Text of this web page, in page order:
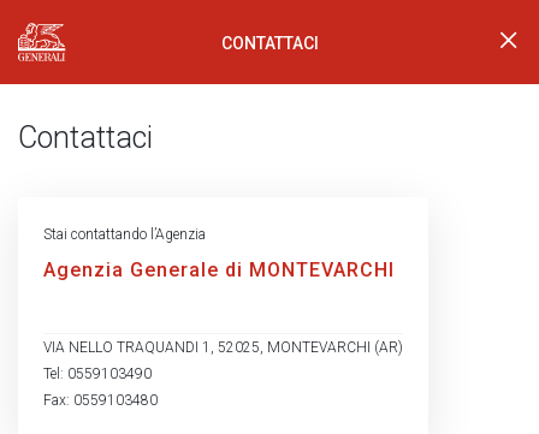
Generali Logo CONTATTACI
Contattaci
Stai contattando l’Agenzia
Agenzia Generale di MONTEVARCHI
VIA NELLO TRAQUANDI 1, 52025, MONTEVARCHI (AR)
Tel: 0559103490
Fax: 0559103480